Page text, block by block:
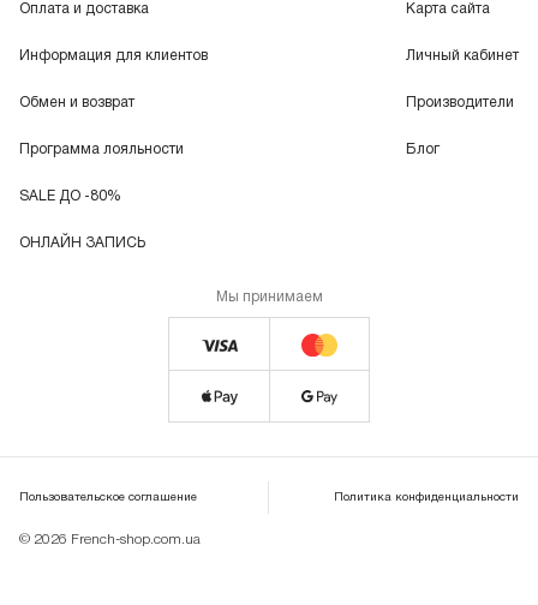
Оплата и доставка
Информация для клиентов
Обмен и возврат
Программа лояльности
SALE ДО -80%
ОНЛАЙН ЗАПИСЬ
Карта сайта
Личный кабинет
Производители
Блог
Мы принимаем
© 2026 French-shop.com.ua
Пользовательское соглашение Политика конфиденциальности